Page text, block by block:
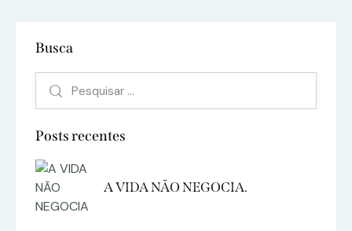
Busca
Posts recentes
A VIDA NÃO NEGOCIA.